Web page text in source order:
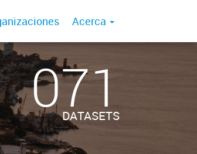
Acerca
071
DATASETS